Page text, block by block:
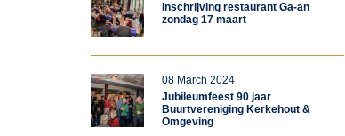
Inschrijving restaurant Ga-an
zondag 17 maart
08 March 2024
Jubileumfeest 90 jaar
Buurtvereniging Kerkehout &
Omgeving